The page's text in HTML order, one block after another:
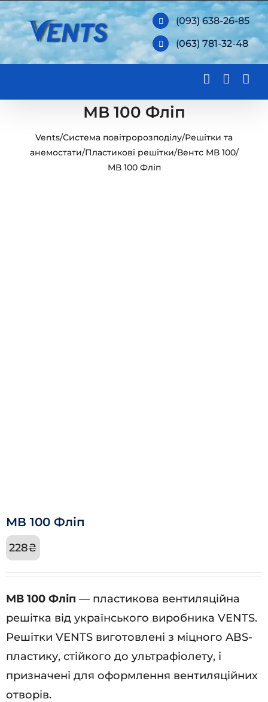
Skip
to
content
(093) 638-26-85
(063) 781-32-48
МВ 100 Фліп
Vents/Система повітророзподілу/Решітки та
анемостати/Пластикові решітки/Вентс МВ 100/
МВ 100 Фліп
МВ 100 Фліп
228₴
МВ 100 Фліп — пластикова вентиляційна
решітка від українського виробника VENTS.
Решітки VENTS виготовлені з міцного ABS-
пластику, стійкого до ультрафіолету, і
призначені для оформлення вентиляційних
отворів.